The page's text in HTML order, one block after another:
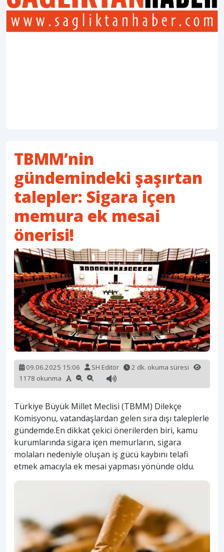
TBMM’nin
gündemindeki şaşırtan
talepler: Sigara içen
memura ek mesai
önerisi!
09.06.2025 15:06 SH Editör
2 dk. okuma süresi
1178 okunma
Türkiye Büyük Millet Meclisi (TBMM) Dilekçe
Komisyonu, vatandaşlardan gelen sıra dışı taleplerle
gündemde.En dikkat çekici önerilerden biri, kamu
kurumlarında sigara içen memurların, sigara
molaları nedeniyle oluşan iş gücü kaybını telafi
etmek amacıyla ek mesai yapması yönünde oldu.